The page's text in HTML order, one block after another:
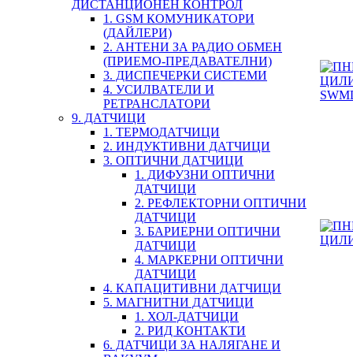
ДИСТАНЦИОНЕН КОНТРОЛ
1. GSM КОМУНИКАТОРИ
(ДАЙЛЕРИ)
2. АНТЕНИ ЗА РАДИО ОБМЕН
(ПРИЕМО-ПРЕДАВАТЕЛНИ)
3. ДИСПЕЧЕРКИ СИСТЕМИ
4. УСИЛВАТЕЛИ И
РЕТРАНСЛАТОРИ
9. ДАТЧИЦИ
1. ТЕРМОДАТЧИЦИ
2. ИНДУКТИВНИ ДАТЧИЦИ
3. ОПТИЧНИ ДАТЧИЦИ
1. ДИФУЗНИ ОПТИЧНИ
ДАТЧИЦИ
2. РЕФЛЕКТОРНИ ОПТИЧНИ
ДАТЧИЦИ
3. БАРИЕРНИ ОПТИЧНИ
ДАТЧИЦИ
4. МАРКЕРНИ ОПТИЧНИ
ДАТЧИЦИ
4. КАПАЦИТИВНИ ДАТЧИЦИ
5. МАГНИТНИ ДАТЧИЦИ
1. ХОЛ-ДАТЧИЦИ
2. РИД КОНТАКТИ
6. ДАТЧИЦИ ЗА НАЛЯГАНЕ И